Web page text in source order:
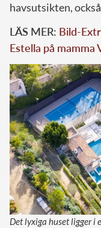
havsutsikten,
LÄS MER: Bild-
Estella på mamma
Det lyxiga huset ligger i